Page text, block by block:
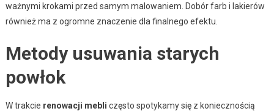
ważnymi krokami przed samym malowaniem. Dobór farb i lakierów
również ma z ogromne znaczenie dla finalnego efektu.
Metody usuwania starych
powłok
W trakcie renowacji mebli często spotykamy się z koniecznością